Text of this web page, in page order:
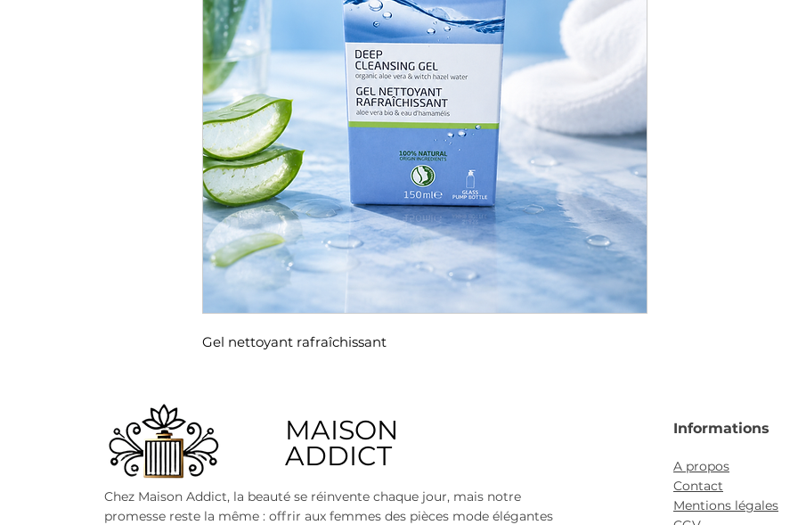
Gel nettoyant rafraîchissant
​MAISON
ADDICT
Chez Maison Addict, la beauté se réinvente chaque jour, mais notre
promesse reste la même : offrir aux femmes des pièces mode élégantes
Informations
A propos
Contact
Mentions légales